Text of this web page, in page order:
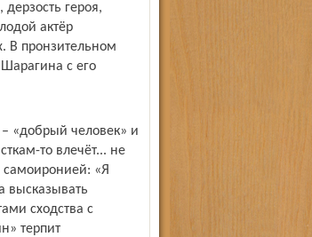
героя,
актёр
В пронзительном
с его
«добрый человек» и
то влечёт... не
самоиронией: «Я
высказывать
сходства с
терпит